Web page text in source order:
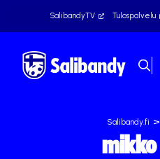
SalibandyTV Tulospalvelu
Salibandy.fi >